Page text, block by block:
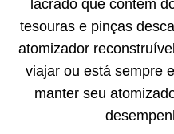
lacrado que contém
tesouras e pinças
atomizador
viajar ou está sempre
manter seu